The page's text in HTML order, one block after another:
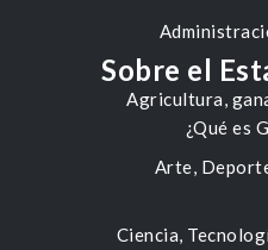
Agricultura,
Arte,
Ciencia,
Sobre el
¿Qué es